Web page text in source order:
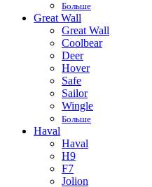
Больше
Great Wall
Great Wall
Coolbear
Deer
Hover
Safe
Sailor
Wingle
Больше
Haval
Haval
H9
F7
Jolion